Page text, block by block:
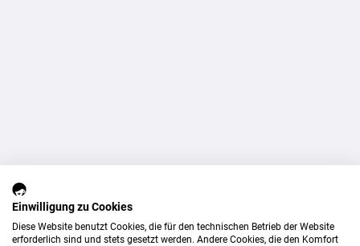
Einwilligung zu Cookies
Diese Website benutzt Cookies, die für den technischen Betrieb der Website
erforderlich sind und stets gesetzt werden. Andere Cookies, die den Komfort